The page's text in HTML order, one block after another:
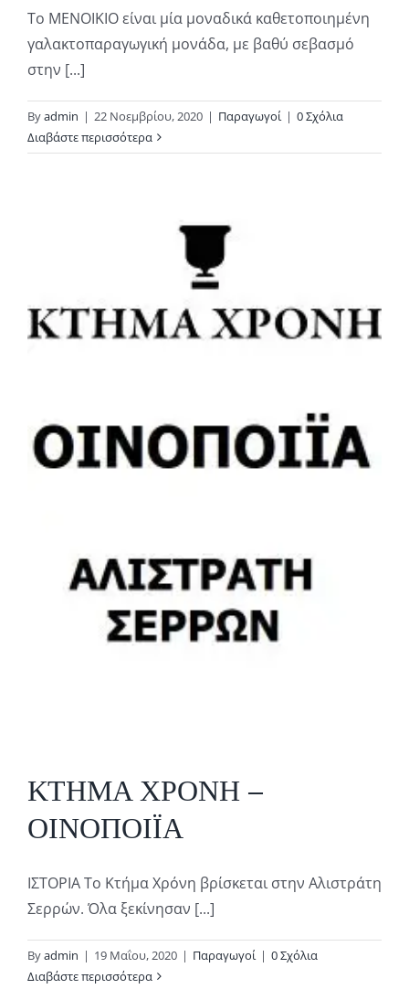
Το ΜΕΝΟΙΚΙΟ είναι μία μοναδικά καθετοποιημένη
γαλακτοπαραγωγική μονάδα, με βαθύ σεβασμό
στην [...]
Byadmin | 22 Νοεμβρίου, 2020 | Παραγωγοί | 0 Σχόλια
Διαβάστε περισσότερα
ΚΤΗΜΑ ΧΡΟΝΗ –
ΟΙΝΟΠΟΙΪΑ
ΙΣΤΟΡΙΑ Το Κτήμα Χρόνη βρίσκεται στην Αλιστράτη
Σερρών. Όλα ξεκίνησαν [...]
Byadmin | 19 Μαΐου, 2020 | Παραγωγοί | 0 Σχόλια
Διαβάστε περισσότερα